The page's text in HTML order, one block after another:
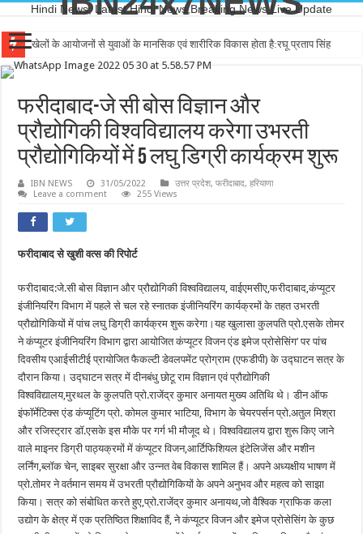
Hindi News, Latest Hindi News,Breaking News,Live Update
खेलों के आयोजनों से युवाओं के मानसिक एवं शारीरिक विकास होता है:रघू प्रताप सिंह
फरीदाबाद-जे सी बोस विज्ञान और
प्रौद्योगिकी विश्वविद्यालय करेगा उभरती
प्रौद्योगिकियों में 5 लघु डिग्री कार्यक्रम शुरू
IBN NEWS 31/05/2022 उत्तर प्रदेश,फरीदाबाद,हरियाणा
Leave a comment
255 Views
फरीदाबाद से खुशी वत्स की रिपोर्ट
फरीदाबाद:जे.सी बोस विज्ञान और प्रौद्योगिकी विश्वविद्यालय, वाईएमसीए,फरीदाबाद,कंप्यूटर
इंजीनियरिंग विभाग में पहले से चल रहे स्नातक इंजीनियरिंग कार्यक्रमों के तहत उभरती
प्रौद्योगिकियों में पांच लघु डिग्री कार्यक्रम शुरू करेगा।यह खुलासा कुलपति प्रो.एसके तोमर
ने कंप्यूटर इंजीनियरिंग विभाग द्वारा आयोजित कंप्यूटर विजन एंड इमेज प्रोसेसिंग’ पर पांच
दिवसीय एआईसीटीई प्रायोजित फैकल्टी डेवलपमेंट प्रोग्राम (एफडीपी) के उद्घाटन सत्र के
दौरान किया। उद्घाटन सत्र में दीनबंधु छोटू राम विज्ञान एवं प्रौद्योगिकी
विश्वविद्यालय,मुरथल के कुलपति प्रो.राजेंद्र कुमार अनायत मुख्य अतिथि थे। डीन ऑफ
इंफॉर्मेटिक्स एंड कंप्यूटिंग प्रो. कोमल कुमार भाटिया, विभाग के चेयरपर्सन प्रो.अतुल मिश्रा
और रजिस्ट्रार डॉ.एसके इस मौके पर गर्ग भी मौजूद थे।‌ विश्वविद्यालय द्वारा शुरू किए जाने
वाले माइनर डिग्री पाठ्यक्रमों में कंप्यूटर विजन,आर्टिफिशियल इंटेलिजेंस और मशीन
लर्निंग,ब्लॉक चेन, साइबर सुरक्षा और उन्नत वेब विकास शामिल हैं। अपने अध्यक्षीय भाषण में
प्रो.तोमर ने वर्तमान समय में उभरती प्रौद्योगिकियों के अपने अनुभव और महत्व को साझा
किया। सत्र को संबोधित करते हुए,प्रो.राजेंद्र कुमार अनायथ,जो वैश्विक ग्राफिक कला
उद्योग के क्षेत्र में एक प्रतिष्ठित शिक्षाविद हैं, ने कंप्यूटर विजन और इमेज प्रोसेसिंग के कुछ